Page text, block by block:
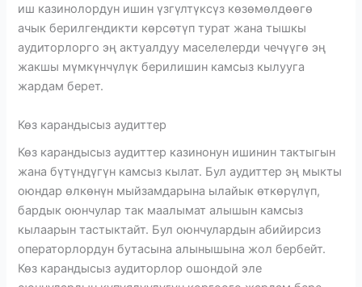
иш казинолордун ишин үзгүлтүксүз көзөмөлдөөгө
ачык берилгендикти көрсөтүп турат жана тышкы
аудиторлорго эң актуалдуу маселелерди чечүүгө эң
жакшы мүмкүнчүлүк берилишин камсыз кылууга
жардам берет.
Көз карандысыз аудиттер
Көз карандысыз аудиттер казинонун ишинин тактыгын
жана бүтүндүгүн камсыз кылат. Бул аудиттер эң мыкты
оюндар өлкөнүн мыйзамдарына ылайык өткөрүлүп,
бардык оюнчулар так маалымат алышын камсыз
кылаарын тастыктайт. Бул оюнчулардын абийирсиз
операторлордун бутасына алынышына жол бербейт.
Көз карандысыз аудиторлор ошондой эле